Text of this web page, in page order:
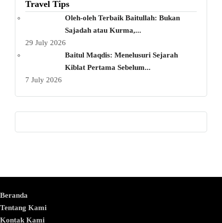
Travel Tips
Oleh-oleh Terbaik Baitullah: Bukan
Sajadah atau Kurma,...
29 July 2026
Baitul Maqdis: Menelusuri Sejarah
Kiblat Pertama Sebelum...
7 July 2026
Beranda
Tentang Kami
Kontak Kami